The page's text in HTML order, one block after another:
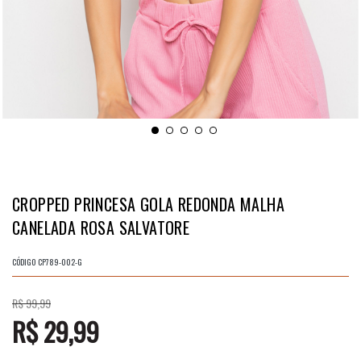
CROPPED PRINCESA GOLA REDONDA MALHA
CANELADA ROSA SALVATORE
CÓDIGO CP789-002-G
R$ 99,99
R$ 29,99